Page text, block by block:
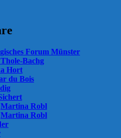
Forum Münster
Bachg
Hort
du Bois
Martina Robl
Martina Robl